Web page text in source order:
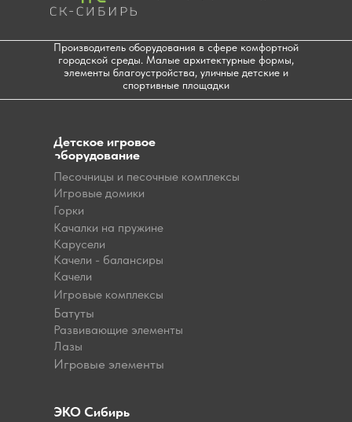
Производитель оборудования в сфере комфортной
городской среды. Малые архитектурные формы,
элементы благоустройства, уличные детские и
спортивные площадки
Развивающие элементы
Песочницы и песочные комплексы
Лазы
Качели - балансиры
Качели
Качалки на пружине
Карусели
Игровые комплексы
Игровые домики
Горки
Детское игровое
оборудование
ЭКО Сибирь
Батуты
Игровые элементы